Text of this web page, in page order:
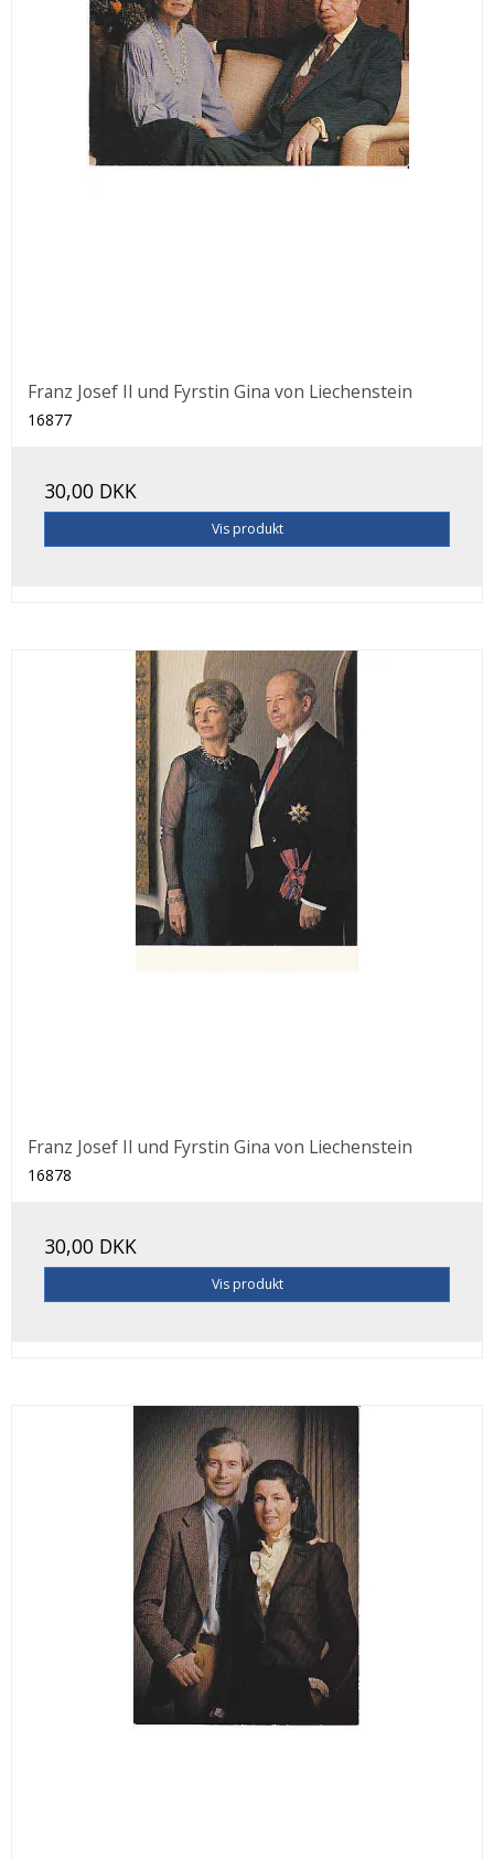
Franz Josef II und Fyrstin Gina von Liechenstein
16877
30,00 DKK
Vis produkt
Franz Josef II und Fyrstin Gina von Liechenstein
16878
30,00 DKK
Vis produkt